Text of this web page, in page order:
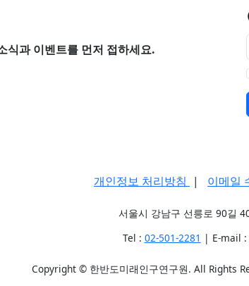
식과 이벤트를 먼저 접하세요.
개인정보 처리방침 | 이메일
서울시 강남구 선릉로 90길
Tel : 02-501-2281 | E-mail :
Copyright © 한반도미래인구연구원. All Rights